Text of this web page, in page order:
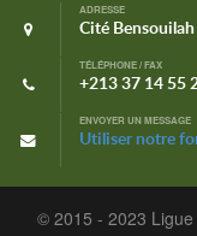
ADRESSE
Cité
TÉLÉPHONE / FAX
+213 37 14 55
ENVOYER UN MESSAGE
Utiliser notre
© 2015 - 2023